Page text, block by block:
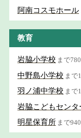
阿南コスモホール
教育
岩脇小学校 まで
中野島小学校 まで
羽ノ浦中学校 まで
岩脇こどもセンタ
明星保育所 まで